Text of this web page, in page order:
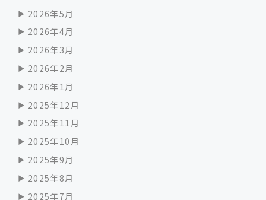
2026年5月
2026年4月
2026年3月
2026年2月
2026年1月
2025年12月
2025年11月
2025年10月
2025年9月
2025年8月
2025年7月